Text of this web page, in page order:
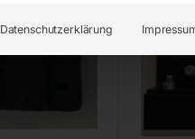
Datenschutzerklärung